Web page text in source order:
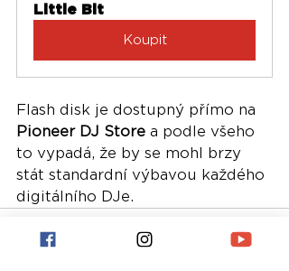
Little Bit
Koupit
Flash disk je dostupný přímo na
Pioneer DJ Store a podle všeho
to vypadá, že by se mohl brzy
stát standardní výbavou každého
digitálního DJe.